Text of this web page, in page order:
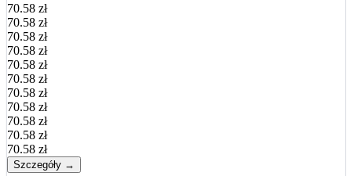
70.58 zł
70.58 zł
70.58 zł
70.58 zł
70.58 zł
70.58 zł
70.58 zł
70.58 zł
70.58 zł
70.58 zł
70.58 zł
Szczegóły →